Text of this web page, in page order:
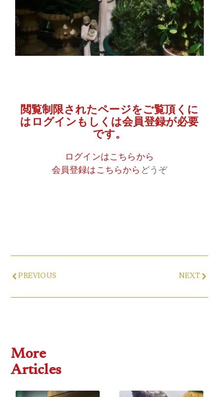
閲覧制限されたページをご覧頂くに
はログインもしくは会員登録が必要
です。
ログインはこちらから
会員登録はこちらから どうぞ
PREVIOUS NEXT
More
Articles